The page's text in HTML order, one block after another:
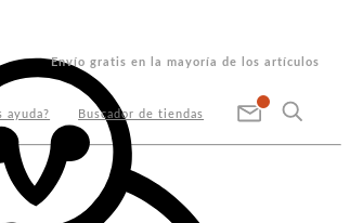
Envío gratis en la mayoría de los artículos
ayuda? Buscador de tiendas